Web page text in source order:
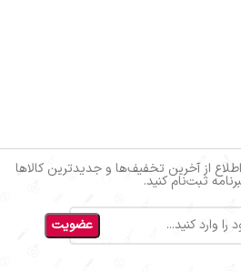
از آخرین تخفیف‌ها و جدیدترین کالاها
ثبت‌نام کنید.